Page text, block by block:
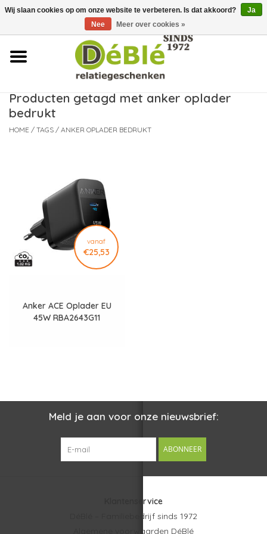
Over ons
Contact
Nieuws
Producten getagd met anker oplader
bedrukt
HOME / TAGS / ANKER OPLADER BEDRUKT
vanaf
€25,53
Anker ACE Oplader EU
45W RBA2643G11
Meld je aan voor onze nieuwsbrief:
ABONNEER
Klantenservice
DéBlé – Familiebedrijf sinds 1972
Algemene voorwaarden DéBlé
Wij slaan cookies op om onze website te verbeteren. Is dat akkoord?
Ja
Nee
Meer over cookies »